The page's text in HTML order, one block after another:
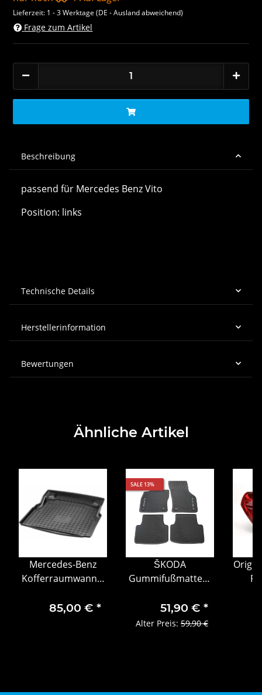
Lieferzeit: 1 - 3 Werktage(DE - Ausland abweichend)
Frage zum Artikel
Beschreibung
passend für Mercedes Benz Vito
Position: links
Technische Details
Herstellerinformation
Bewertungen
Ähnliche Artikel
Mercedes-Benz
Kofferraumwanne,
Durchlademöglichkeit
85,00 € *
SALE 13%
ŠKODA
Gummifußmatten-
Octavia 4 grauer
Schriftzug
51,90 € *
Alter Preis: 59,90 €